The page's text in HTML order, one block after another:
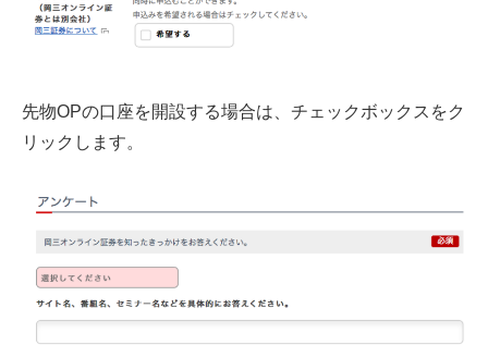
先物OPの口座を開設する場合は、チェックボックスをク
リックします。